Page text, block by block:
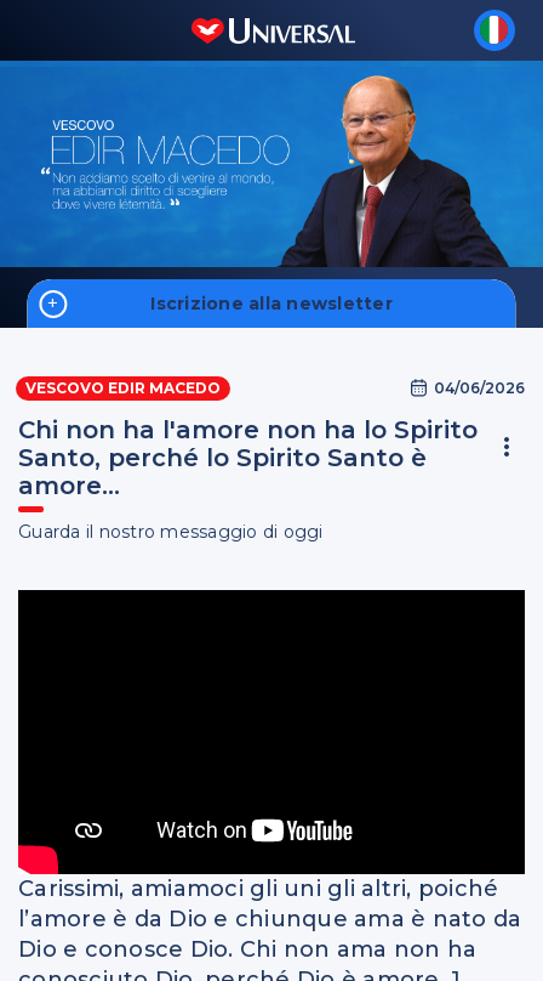
Iscrizione alla newsletter
Fale Conosco
VESCOVO EDIR MACEDO 04/06/2026
Chi non ha l'amore non ha lo Spirito
Santo, perché lo Spirito Santo è
amore...
Guarda il nostro messaggio di oggi
Carissimi, amiamoci gli uni gli altri, poiché
l’amore è da Dio e chiunque ama è nato da
Dio e conosce Dio. Chi non ama non ha